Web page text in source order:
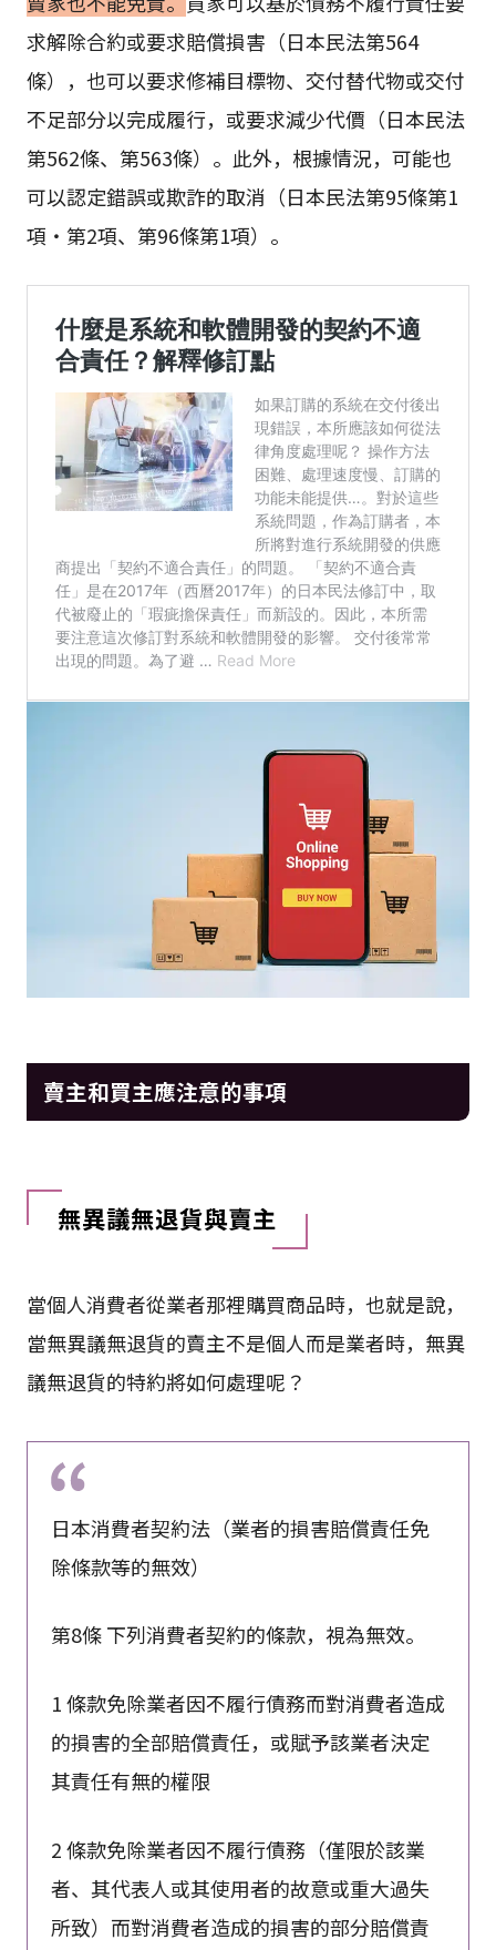
求解除合約或要求賠償損害（日本民法第564
條），也可以要求修補目標物、交付替代物或交付
不足部分以完成履行，或要求減少代價（日本民法
第562條、第563條）。此外，根據情況，可能也
可以認定錯誤或欺詐的取消（日本民法第95條第1
項・第2項、第96條第1項）。
賣主和買主應注意的事項
無異議無退貨與賣主
當個人消費者從業者那裡購買商品時，也就是說，
當無異議無退貨的賣主不是個人而是業者時，無異
議無退貨的特約將如何處理呢？
日本消費者契約法（業者的損害賠償責任免
除條款等的無效）
第8條 下列消費者契約的條款，視為無效。
1 條款免除業者因不履行債務而對消費者造成
的損害的全部賠償責任，或賦予該業者決定
其責任有無的權限
2 條款免除業者因不履行債務（僅限於該業
者、其代表人或其使用者的故意或重大過失
所致）而對消費者造成的損害的部分賠償責